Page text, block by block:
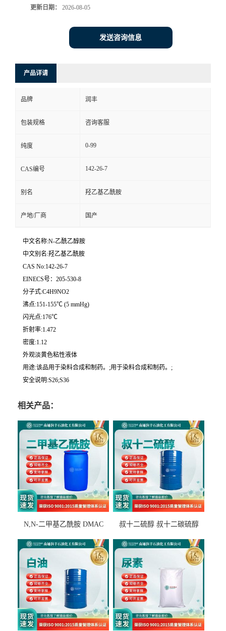
更新日期： 2026-08-05
发送咨询信息
产品详请
品牌 润丰
包装规格 咨询客服
纯度 0-99
CAS编号 142-26-7
别名 羟乙基乙酰胺
产地/厂商 国产
中文名称:N-乙酰乙醇胺
中文别名:羟乙基乙酰胺
CAS No:142-26-7
EINECS号：205-530-8
分子式:C4H9NO2
沸点:151-155℃ (5 mmHg)
闪光点:176℃
折射率:1.472
密度:1.12
外观淡黄色粘性液体
用途:该品用于染料合成和制药。;用于染料合成和制药。;
安全说明:S26;S36
相关产品：
N,N-二甲基乙酰胺 DMAC
叔十二硫醇 叔十二碳硫醇